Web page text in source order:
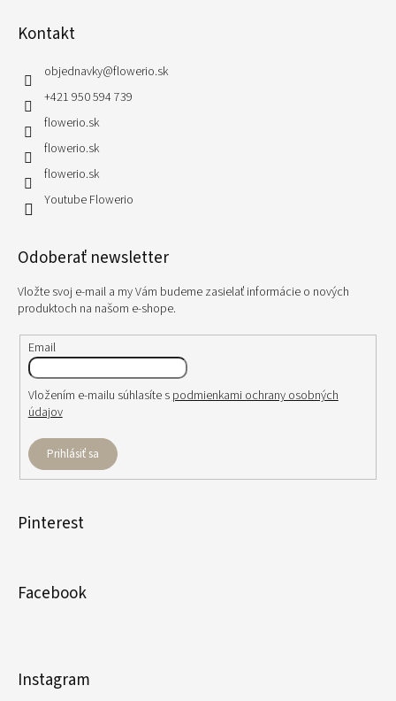
Kontakt
objednavky@flowerio.sk
+421 950 594 739
flowerio.sk
flowerio.sk
flowerio.sk
Youtube Flowerio
Odoberať newsletter
Vložte svoj e-mail a my Vám budeme zasielať informácie o nových
produktoch na našom e-shope.
Email
Vložením e-mailu súhlasíte s podmienkami ochrany osobných
údajov
Prihlásiť sa
Pinterest
Facebook
Instagram